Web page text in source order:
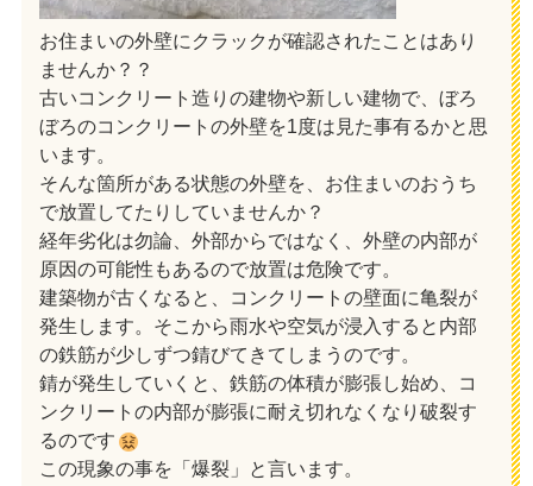
お住まいの外壁にクラックが確認されたことはあり
ませんか？？
古いコンクリート造りの建物や新しい建物で、ぼろ
ぼろのコンクリートの外壁を1度は見た事有るかと思
います。
そんな箇所がある状態の外壁を、お住まいのおうち
で放置してたりしていませんか？
経年劣化は勿論、外部からではなく、外壁の内部が
原因の可能性もあるので放置は危険です。
建築物が古くなると、コンクリートの壁面に亀裂が
発生します。そこから雨水や空気が浸入すると内部
の鉄筋が少しずつ錆びてきてしまうのです。
錆が発生していくと、鉄筋の体積が膨張し始め、コ
ンクリートの内部が膨張に耐え切れなくなり破裂す
るのです
この現象の事を「爆裂」と言います。